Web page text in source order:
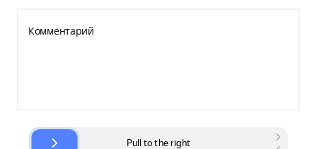
Комментарий